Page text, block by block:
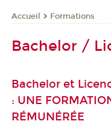
Accueil Formations
Bachelor /
Bachelor et
: UNE
RÉMUNÉRÉE